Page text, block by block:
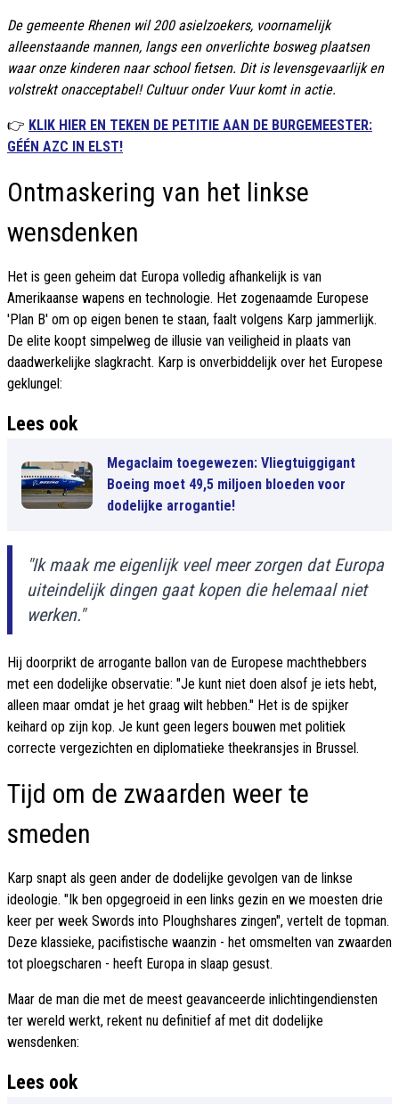
De gemeente Rhenen wil 200 asielzoekers, voornamelijk
alleenstaande mannen, langs een onverlichte bosweg plaatsen
waar onze kinderen naar school fietsen. Dit is levensgevaarlijk en
volstrekt onacceptabel! Cultuur onder Vuur komt in actie.
👉 KLIK HIER EN TEKEN DE PETITIE AAN DE BURGEMEESTER:
GÉÉN AZC IN ELST!
Ontmaskering van het linkse
wensdenken
Het is geen geheim dat Europa volledig afhankelijk is van
Amerikaanse wapens en technologie. Het zogenaamde Europese
'Plan B' om op eigen benen te staan, faalt volgens Karp jammerlijk.
De elite koopt simpelweg de illusie van veiligheid in plaats van
daadwerkelijke slagkracht. Karp is onverbiddelijk over het Europese
geklungel:
Lees ook
Megaclaim toegewezen: Vliegtuiggigant
Boeing moet 49,5 miljoen bloeden voor
dodelijke arrogantie!
"Ik maak me eigenlijk veel meer zorgen dat Europa
uiteindelijk dingen gaat kopen die helemaal niet
werken."
Hij doorprikt de arrogante ballon van de Europese machthebbers
met een dodelijke observatie: "Je kunt niet doen alsof je iets hebt,
alleen maar omdat je het graag wilt hebben." Het is de spijker
keihard op zijn kop. Je kunt geen legers bouwen met politiek
correcte vergezichten en diplomatieke theekransjes in Brussel.
Tijd om de zwaarden weer te
smeden
Karp snapt als geen ander de dodelijke gevolgen van de linkse
ideologie. "Ik ben opgegroeid in een links gezin en we moesten drie
keer per week Swords into Ploughshares zingen", vertelt de topman.
Deze klassieke, pacifistische waanzin - het omsmelten van zwaarden
tot ploegscharen - heeft Europa in slaap gesust.
Maar de man die met de meest geavanceerde inlichtingendiensten
ter wereld werkt, rekent nu definitief af met dit dodelijke
wensdenken:
Lees ook